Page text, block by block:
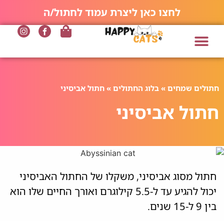
לחצו כאן ליצרת עמוד לחתול/ה
חתולים שמחים » בלוג החתולים » חתול אביסיני
חתול אביסיני
חתול מסוג אביסיני, משקלו של החתול האביסיני
יכול להגיע עד ל-5.5 קילוגרם ואורך החיים שלו הוא
בין 9 ל-15 שנים.